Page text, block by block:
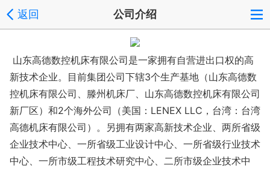
返回 公司介绍
山东高德数控机床有限公司是一家拥有自营进出口权的高
新技术企业。目前集团公司下辖3个生产基地（山东高德数
控机床有限公司、滕州机床厂、山东高德数控机床有限公司
新厂区）和2个海外公司（美国：LENEX LLC，台湾：台湾
高德机床有限公司）。另拥有两家高新技术企业、两所省级
企业技术中心、一所省级工业设计中心、一所省级行业技术
中心、一所市级工程技术研究中心、二所市级企业技术中